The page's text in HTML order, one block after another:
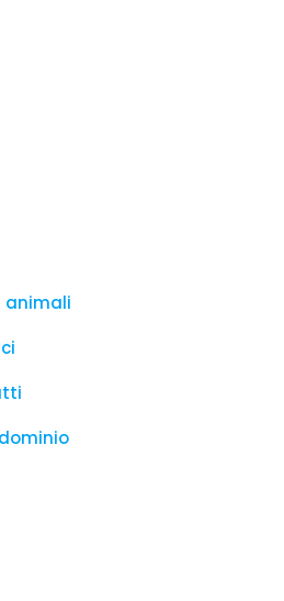
animali